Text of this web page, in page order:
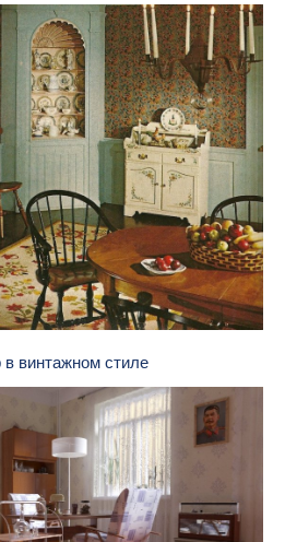
в винтажном стиле